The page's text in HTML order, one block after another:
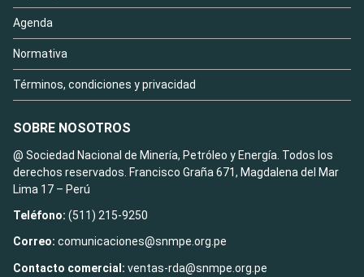
Agenda
Normativa
Términos, condiciones y privacidad
SOBRE NOSOTROS
@ Sociedad Nacional de Minería, Petróleo y Energía. Todos los
derechos reservados. Francisco Graña 671, Magdalena del Mar
Lima 17 – Perú
Teléfono: (511) 215-9250
Correo: comunicaciones@snmpe.org.pe
Contacto comercial: ventas-rda@snmpe.org.pe